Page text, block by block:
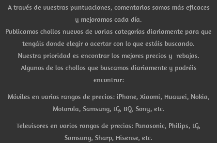
A través de vuestras puntuaciones, comentarios somos más eficaces
y mejoramos cada día.
Publicamos chollos nuevos de varias categorías diariamente para que
tengáis donde elegir o acertar con lo que estáis buscando.
Nuestra prioridad es encontrar los mejores precios y rebajas.
Algunos de los chollos que buscamos diariamente y podréis
encontrar:
Móviles en varios rangos de precios: iPhone, Xiaomi, Huawei, Nokia,
Motorola, Samsung, LG, BQ, Sony, etc.
Televisores en varios rangos de precios: Panasonic, Philips, LG,
Samsung, Sharp, Hisense, etc.